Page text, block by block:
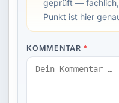
geprüft —
Punkt ist hier
KOMMENTAR *